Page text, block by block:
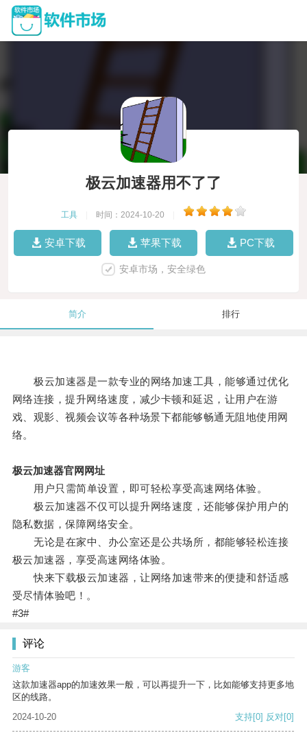
极云加速器用不了了
工具 时间：2024-10-20
安卓下载 苹果下载 PC下载
安卓市场，安全绿色
简介 排行
极云加速器是一款专业的网络加速工具，能够通过优化
网络连接，提升网络速度，减少卡顿和延迟，让用户在游
戏、观影、视频会议等各种场景下都能够畅通无阻地使用网
络。
极云加速器官网网址
用户只需简单设置，即可轻松享受高速网络体验。
极云加速器不仅可以提升网络速度，还能够保护用户的
隐私数据，保障网络安全。
无论是在家中、办公室还是公共场所，都能够轻松连接
极云加速器，享受高速网络体验。
快来下载极云加速器，让网络加速带来的便捷和舒适感
受尽情体验吧！。
#3#
评论
游客
这款加速器app的加速效果一般，可以再提升一下，比如能够支持更多地
区的线路。
2024-10-20
支持[0] 反对[0]